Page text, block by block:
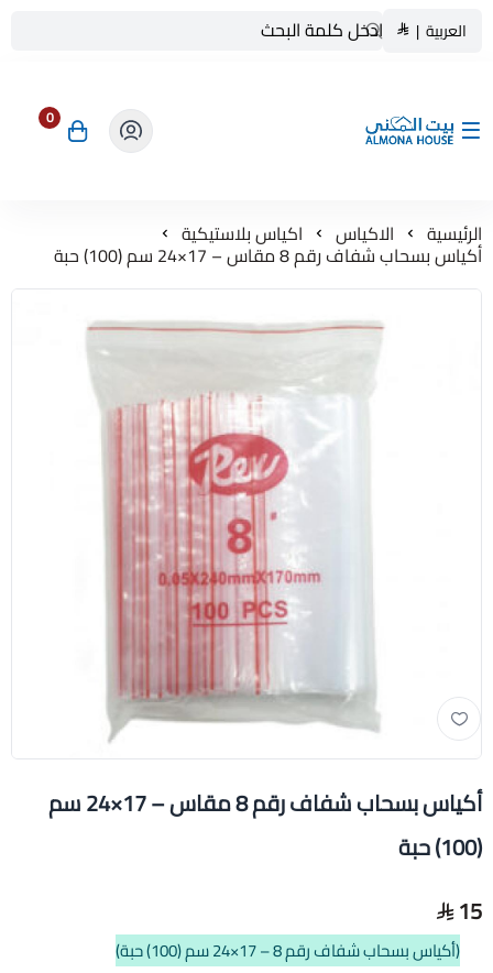
العربية |
بيت المنى ALMONA HOUSE
0
الرئيسية الاكياس اكياس بلاستيكية
أكياس بسحاب شفاف رقم 8 مقاس – 17×24 سم (100) حبة
أكياس بسحاب شفاف رقم 8 مقاس – 17×24 سم
(100) حبة
15
(أكياس بسحاب شفاف رقم 8 – 17×24 سم (100) حبة)